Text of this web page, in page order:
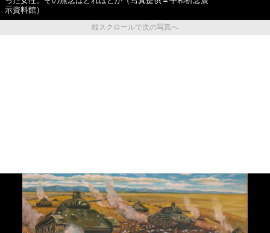
示資料館）
縦スクロールで次の写真へ